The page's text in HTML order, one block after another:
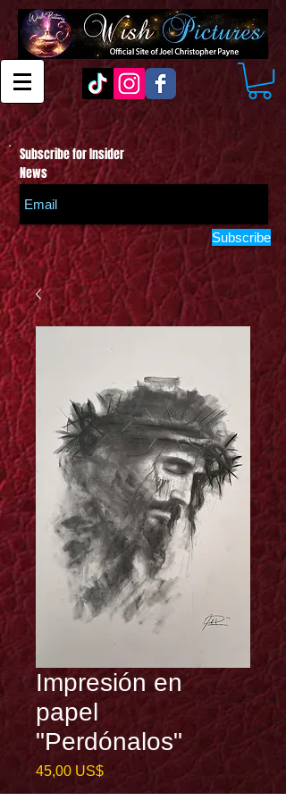
Subscribe for Insider
News
Subscribe
Impresión en
papel
"Perdónalos"
45,00 US$Precio